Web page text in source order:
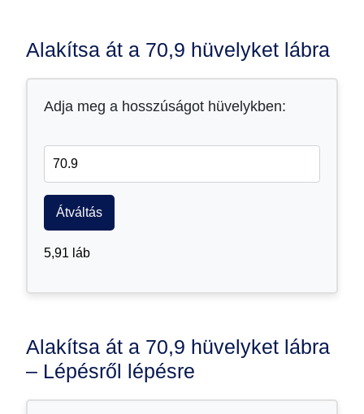
Alakítsa át a 70,9 hüvelyket lábra
Adja meg a hosszúságot hüvelykben:
Átváltás
5,91 láb
Alakítsa át a 70,9 hüvelyket lábra
– Lépésről lépésre